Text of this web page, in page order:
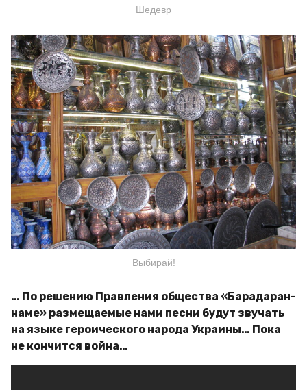
Шедевр
Выбирай!
… По решению Правления общества «Барадаран-
наме» размещаемые нами песни будут звучать
на языке героического народа Украины… Пока
не кончится война…